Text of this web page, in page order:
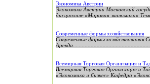
Экономика Австрии
Экономика Австрии Московский
дисциплине «Мировая экономика»
Современные формы хозяйствования
Современные формы хозяйствования
Всемирная Торговая Организация и
Всемирная Торговая
«Экономика и бизнес» Кафедра